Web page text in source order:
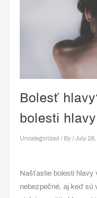
Bolesť
bolesti hlavy
Uncategorized / By / July 28,
Našťastie bolesti hlavy
nebezpečné, aj keď sú